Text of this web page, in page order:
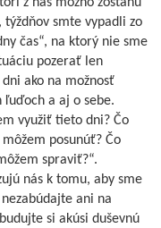
smte vypadli zo
čas“, na ktorý nie sme
pozerať len
ako na možnosť
ľuďoch a aj o sebe.
využiť tieto dni? Čo
posunúť? Čo
spraviť?“.
nás k tomu, aby sme
ani na
si akúsi duševnú